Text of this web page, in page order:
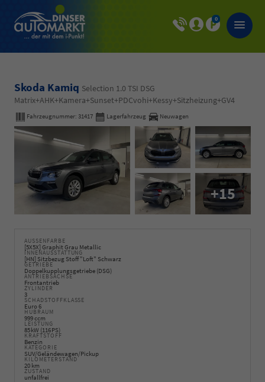
0
Skoda Kamiq Selection 1.0 TSI DSG
Matrix+AHK+Kamera+Sunset+PDCvohi+Kessy+Sitzheizung+GV4
Fahrzeugnummer: 31417 Lagerfahrzeug Neuwagen
+15
AUSSENFARBE
[5X5X] Graphit Grau Metallic
INNENAUSSTATTUNG
[HN] Sitzbezug Stoff "Loft" Schwarz
GETRIEBE
Doppelkupplungsgetriebe (DSG)
ANTRIEBSACHSE
Frontantrieb
ZYLINDER
3
SCHADSTOFFKLASSE
Euro 6
HUBRAUM
999 ccm
LEISTUNG
85 kW (116 PS)
KRAFTSTOFF
Benzin
KATEGORIE
SUV/Geländewagen/Pickup
KILOMETERSTAND
20 km
ZUSTAND
unfallfrei